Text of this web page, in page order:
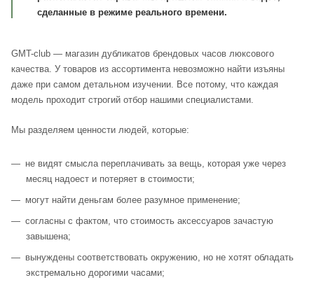
сделанные в режиме реального времени.
GMT-club — магазин дубликатов брендовых часов люксового
качества. У товаров из ассортимента невозможно найти изъяны
даже при самом детальном изучении. Все потому, что каждая
модель проходит строгий отбор нашими специалистами.
Мы разделяем ценности людей, которые:
не видят смысла переплачивать за вещь, которая уже через
месяц надоест и потеряет в стоимости;
могут найти деньгам более разумное применение;
согласны с фактом, что стоимость аксессуаров зачастую
завышена;
вынуждены соответствовать окружению, но не хотят обладать
экстремально дорогими часами;